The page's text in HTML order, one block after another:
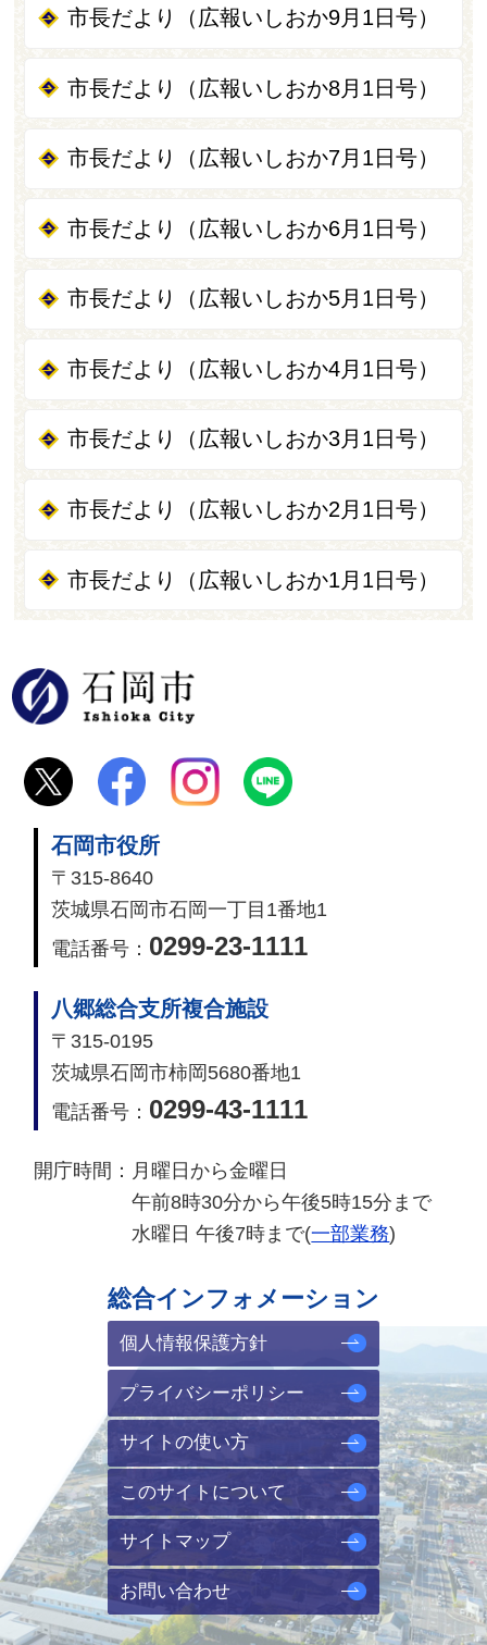
市長だより（広報いしおか9月1日号）
市長だより（広報いしおか8月1日号）
市長だより（広報いしおか7月1日号）
市長だより（広報いしおか6月1日号）
市長だより（広報いしおか5月1日号）
市長だより（広報いしおか4月1日号）
市長だより（広報いしおか3月1日号）
市長だより（広報いしおか2月1日号）
市長だより（広報いしおか1月1日号）
石岡市役所
〒315-8640
茨城県石岡市石岡一丁目1番地1
電話番号： 0299-23-1111
八郷総合支所複合施設
〒315-0195
茨城県石岡市柿岡5680番地1
電話番号： 0299-43-1111
開庁時間： 月曜日から金曜日
午前8時30分から午後5時15分まで
水曜日 午後7時まで(一部業務)
総合インフォメーション
個人情報保護方針
プライバシーポリシー
サイトの使い方
このサイトについて
サイトマップ
お問い合わせ